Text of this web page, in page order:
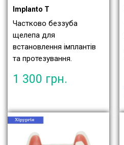
Implanto T
Частково беззуба
щелепа для
встановлення імплантів
та протезування.
1 300 грн.